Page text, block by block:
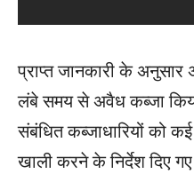
प्राप्त जानकारी के
लंबे समय से अवैध कब्जा किया
संबंधित कब्जाधारियों को
खाली करने के निर्देश दिए